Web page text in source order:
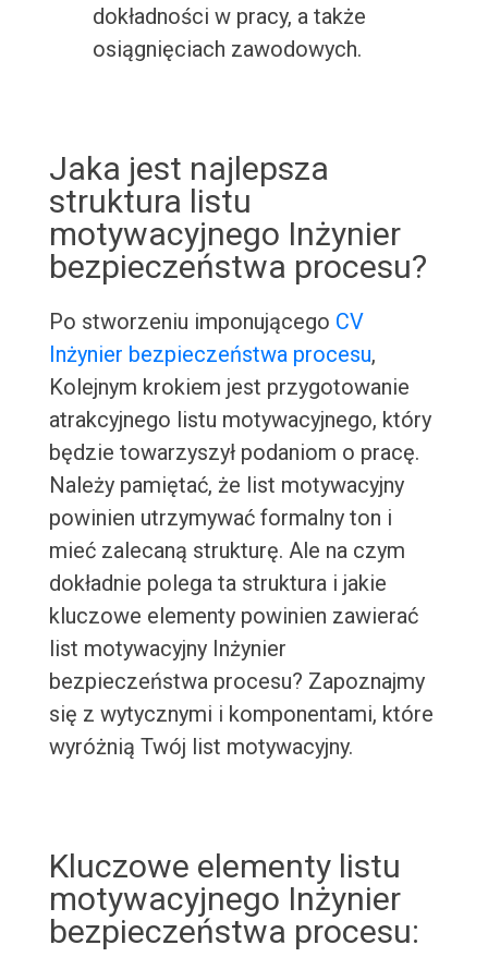
dokładności w pracy, a także
osiągnięciach zawodowych.
Jaka jest najlepsza
struktura listu
motywacyjnego Inżynier
bezpieczeństwa procesu?
Po stworzeniu imponującego CV
Inżynier bezpieczeństwa procesu,
Kolejnym krokiem jest przygotowanie
atrakcyjnego listu motywacyjnego, który
będzie towarzyszył podaniom o pracę.
Należy pamiętać, że list motywacyjny
powinien utrzymywać formalny ton i
mieć zalecaną strukturę. Ale na czym
dokładnie polega ta struktura i jakie
kluczowe elementy powinien zawierać
list motywacyjny Inżynier
bezpieczeństwa procesu? Zapoznajmy
się z wytycznymi i komponentami, które
wyróżnią Twój list motywacyjny.
Kluczowe elementy listu
motywacyjnego Inżynier
bezpieczeństwa procesu: